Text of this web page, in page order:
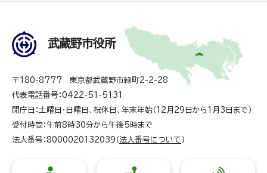
武蔵野市役所
〒180-8777 東京都武蔵野市緑町2-2-28
代表電話番号：0422-51-5131
閉庁日：土曜日・日曜日、祝休日、年末年始（12月29日から1月3日まで）
受付時間：午前8時30分から午後5時まで
法人番号：8000020132039（ 法人番号について ）